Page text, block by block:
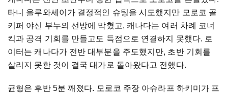
타니 올루와세이가 결정적인 슈팅을 시도했지만 모로코 골
키퍼 야신 부누의 선방에 막혔고, 캐나다는 여러 차례 코너
킥과 공격 기회를 만들고도 득점으로 연결하지 못했다. 로
이터는 캐나다가 전반 대부분을 주도했지만, 초반 기회를
살리지 못한 것이 결국 대가로 돌아왔다고 전했다.
균형은 후반 5분 깨졌다. 모로코 주장 아슈라프 하키미가 프